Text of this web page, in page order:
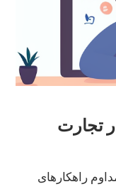
تجارت
راهکارهای